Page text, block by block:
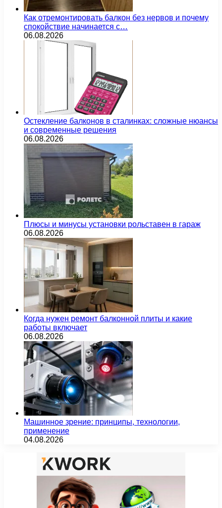
Как отремонтировать балкон без нервов и почему
спокойствие начинается с…
06.08.2026
Остекление балконов в сталинках: сложные нюансы
и современные решения
06.08.2026
Плюсы и минусы установки рольставен в гараж
06.08.2026
Когда нужен ремонт балконной плиты и какие
работы включает
06.08.2026
Машинное зрение: принципы, технологии,
применение
04.08.2026